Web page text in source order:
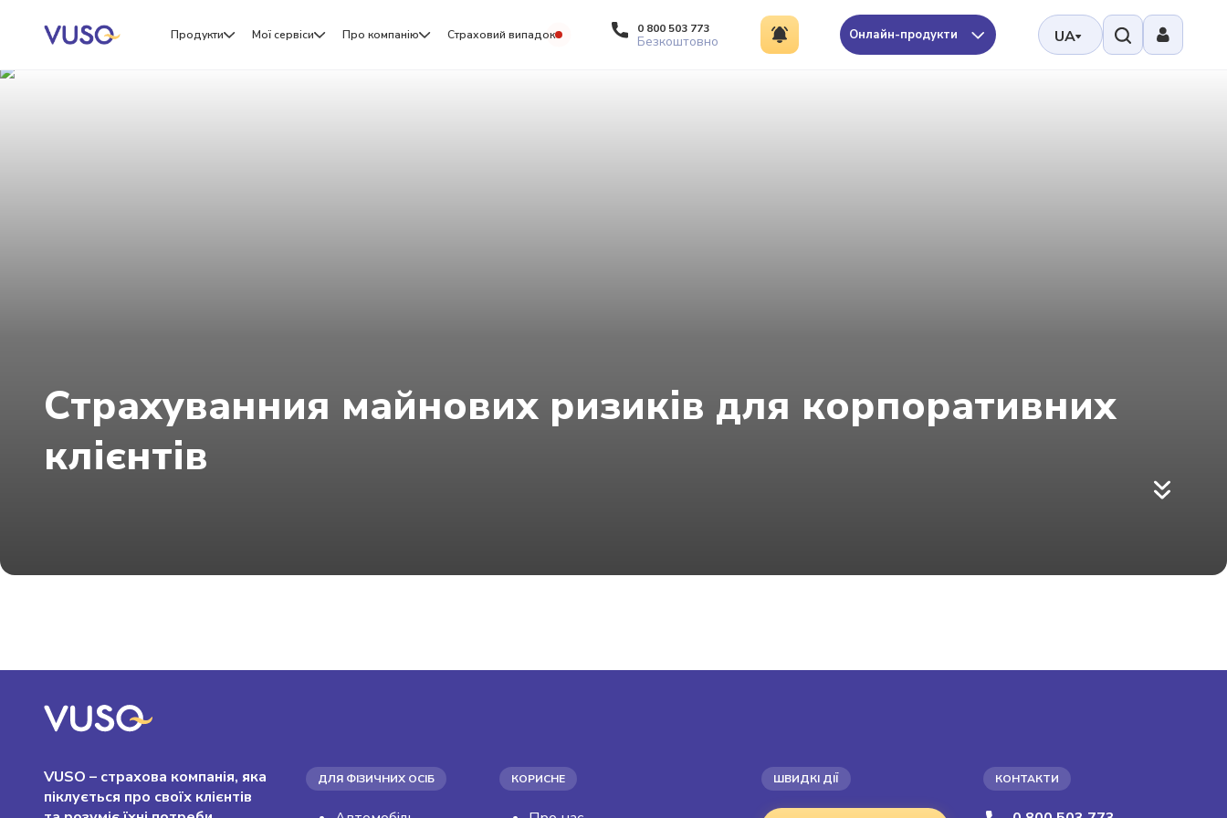
Продукти Мої сервіси Про компанію Страховий випадок 0 800 503 773
Безкоштовно Онлайн-продукти UA
Страхуванния майнових ризиків для корпоративних
клієнтів
VUSO – страхова компанія, яка
піклується про своїх клієнтів
ДЛЯ ФІЗИЧНИХ ОСІБ КОРИСНЕ ШВИДКІ ДІЇ КОНТАКТИ